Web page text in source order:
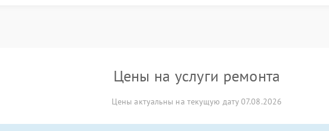
Цены на услуги ремонта
Цены актуальны на текущую дату 07.08.2026